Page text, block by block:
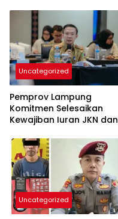
Uncategorized
Pemprov Lampung
Komitmen Selesaikan
Kewajiban Iuran JKN dan
Kepesertaan BPJS
Kesehatan
Uncategorized